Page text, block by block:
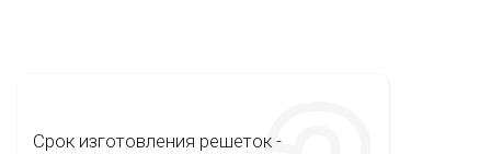
Срок изготовления решеток -